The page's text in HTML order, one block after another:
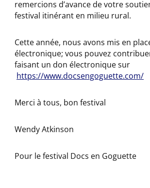
remercions d’avance de votre
festival itinérant en milieu rural.
Cette année, nous avons mis en
électronique; vous pouvez
faisant un don électronique sur
https://www.docsengoguette.com/
Merci à tous, bon festival
Wendy Atkinson
Pour le festival Docs en Goguette